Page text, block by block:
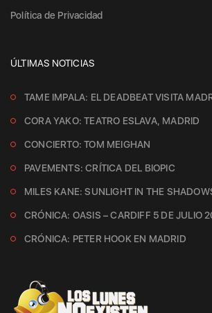
Política de Privacidad
ÚLTIMAS NOTICIAS
TAME IMPALA: EL DEADBEAT VISITA
CORA YAKO: TEATRO ESLAVA, MADRID
CONCIERTO: TOM MEIGHAN
PAVEMENTS: CRÍTICA DEL BIOPIC
MILES KANE: SUNLIGHT IN THE
CRÓNICA: OASIS – CARDIFF 5 DE JULIO
CRÓNICA: PETER HOOK EN MADRID